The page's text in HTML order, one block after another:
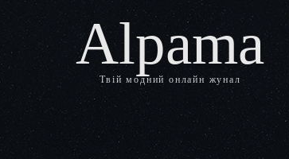
Alpama
Твій модний онлайн жунал